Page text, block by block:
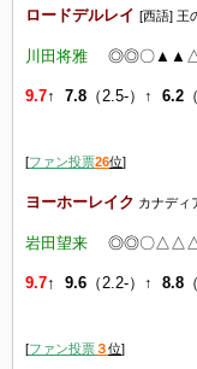
ロードデルレイ [西語] 王
川田将雅 ◎◎〇
9.7↑ 7.8 （2.5-）↑ 6.2
[ファン投票26位]
ヨーホーレイク カナディ
岩田望来 ◎◎〇
9.7↑ 9.6 （2.2-）↑ 8.8
[ファン投票３位]